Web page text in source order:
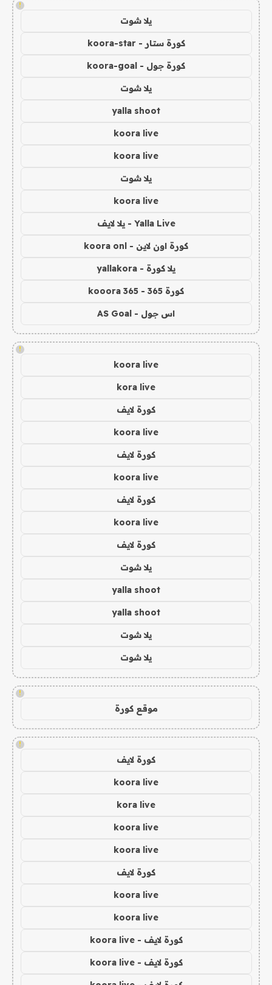
!
يلا شوت
كورة ستار - koora-star
كورة جول - koora-goal
يلا شوت
yalla shoot
koora live
koora live
يلا شوت
koora live
Yalla Live - يلا لايف
كورة اون لاين - koora onl
يلا كورة - yallakora
كورة 365 - kooora 365
اس جول - AS Goal
!
koora live
kora live
كورة لايف
koora live
كورة لايف
koora live
كورة لايف
koora live
كورة لايف
يلا شوت
yalla shoot
yalla shoot
يلا شوت
يلا شوت
!
موقع كورة
!
كورة لايف
koora live
kora live
koora live
koora live
كورة لايف
koora live
koora live
كورة لايف - koora live
كورة لايف - koora live